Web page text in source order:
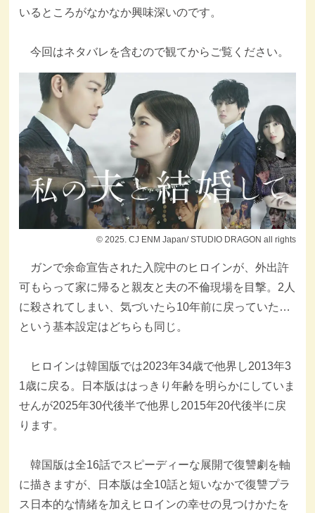
いるところがなかなか興味深いのです。
今回はネタバレを含むので観てからご覧ください。
© 2025. CJ ENM Japan/ STUDIO DRAGON all rights
ガンで余命宣告された入院中のヒロインが、外出許
可もらって家に帰ると親友と夫の不倫現場を目撃。2人
に殺されてしまい、気づいたら10年前に戻っていた…
という基本設定はどちらも同じ。
ヒロインは韓国版では2023年34歳で他界し2013年3
1歳に戻る。日本版ははっきり年齢を明らかにしていま
せんが2025年30代後半で他界し2015年20代後半に戻
ります。
韓国版は全16話でスピーディーな展開で復讐劇を軸
に描きますが、日本版は全10話と短いなかで復讐プラ
ス日本的な情緒を加えヒロインの幸せの見つけかたを